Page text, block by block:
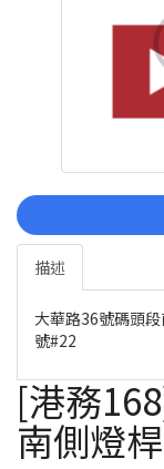
描述
大華路36號碼頭
號#22
[港務
南側燈